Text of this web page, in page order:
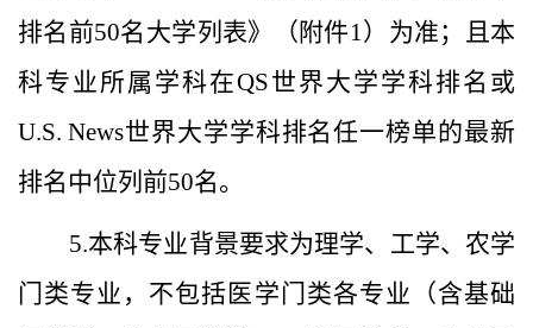
排名前50名大学列表》（附件1）为准；且本
科专业所属学科在QS世界大学学科排名或
U.S. News世界大学学科排名任一榜单的最新
排名中位列前50名。
5.本科专业背景要求为理学、工学、农学
门类专业 ， 不包括医学门类各专业（含基础